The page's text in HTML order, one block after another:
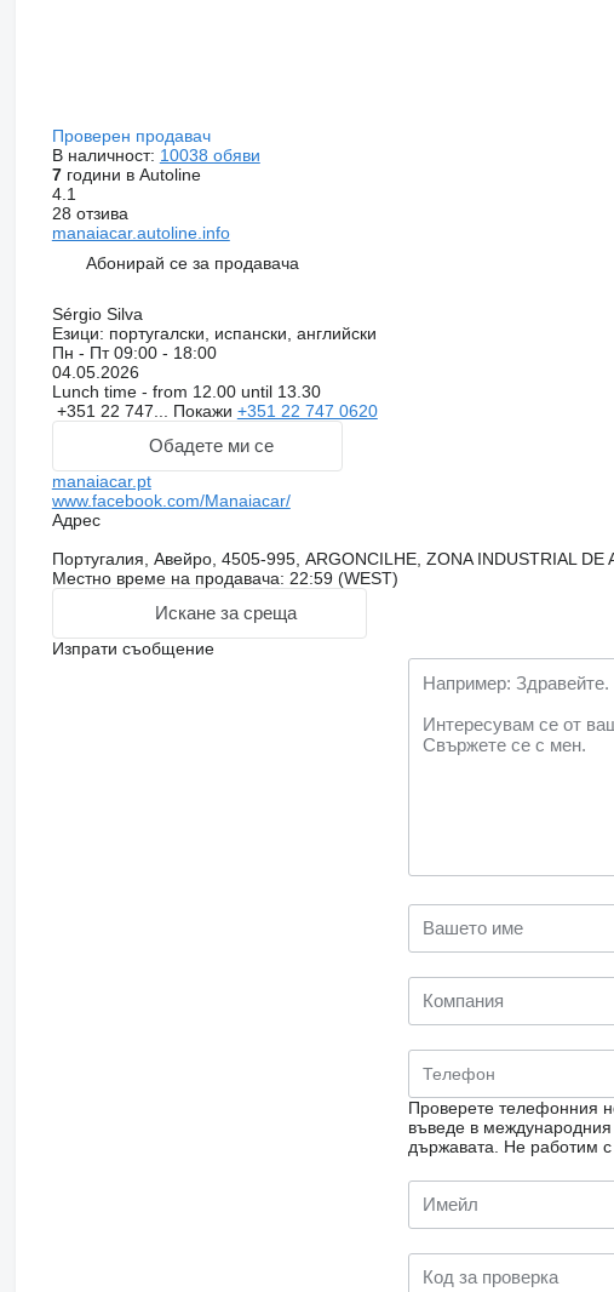
Проверен продавач
В наличност: 10038 обяви
7години в Autoline
4.1
28 отзива
manaiacar.autoline.info
Абонирай се за продавача
Sérgio Silva
Езици: португалски, испански, английски
Пн - Пт09:00 - 18:00
04.05.2026
Lunch time - from 12.00 until 13.30
+351 22 747... Покажи +351 22 747 0620
Обадете ми се
manaiacar.pt
www.facebook.com/Manaiacar/
Адрес
Португалия, Авейро, 4505-995, ARGONCILHE, ZONA INDUSTRIAL DE
Местно време на продавача: 22:59 (WEST)
Искане за среща
Изпрати съобщение
Проверете телефонния
въведе в
държавата.
Не работим